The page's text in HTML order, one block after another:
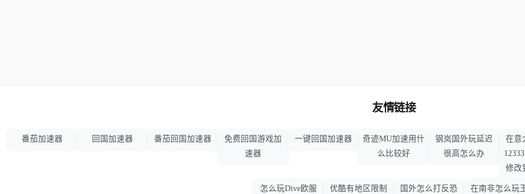
友情链接
番茄加速器 回国加速器 番茄回国加速器
免费回国游戏加
速器
一键回国加速器
奇迹MU加速用什
么比较好
钢岚国外玩延迟
很高怎么办
在意
修改
怎么玩Dive欧服 优酷有地区限制 国外怎么打反恐 在南非怎么玩